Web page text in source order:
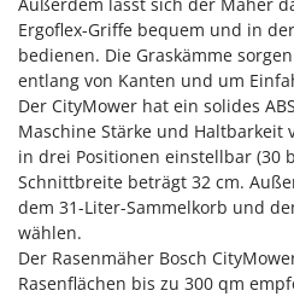
M
Mähroboter
Manuelle Heckenscheren
Mehrzweck-Sauggeräte
Minibacköfen
Motorhacken -
Motorspritzen
Mulcher für Traktor
Famag
Famur
FARMER
FBC
Ferrari Group
Ferroni
Ferrua
FIAC
Ergoflex-Griffe bequem und in
bedienen. Die Graskämme
entlang von Kanten und um
Der CityMower hat ein solides
Maschine Stärke und Haltbarkeit
in drei Positionen einstellbar (30
Schnittbreite beträgt 32 cm.
dem 31-Liter-Sammelkorb und
wählen.
Der Rasenmäher Bosch
Rasenflächen bis zu 300 qm